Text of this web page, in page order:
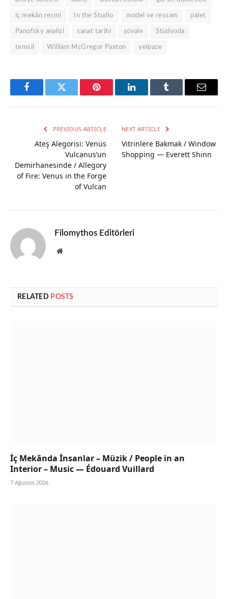
iç mekân resmi In the Studio model ve ressam palet
Panofsky analizi sanat tarihi şövale Stüdyoda
temsil William McGregor Paxton yelpaze
FacebookTwitter Pinterest LinkedInTumblr Email
PREVIOUS ARTICLE
Ateş Alegorisi: Venüs
Vulcanus’un
Demirhanesinde / Allegory
of Fire: Venus in the Forge
of Vulcan
NEXT ARTICLE
Vitrinlere Bakmak / Window
Shopping — Everett Shinn
Filomythos Editörleri
Website
RELATED POSTS
İç Mekânda İnsanlar – Müzik / People in an
Interior – Music — Édouard Vuillard
7 Ağustos 2026